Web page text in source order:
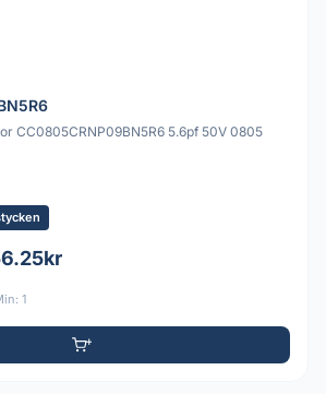
CC0805CRNP09BN5R6 5.6pf 50V 0805
1